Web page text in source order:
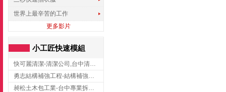
世界上最辛苦的工作
更多影片
小工匠快速模組
快可麗清潔-清潔公司,台中清潔公司,台中居家清潔
勇志結構補強工程-結構補強工程 ,桃園結構補強工程,龍潭結構補強工程
昶松土木包工業-台中專業拆除工程/挖土機出租